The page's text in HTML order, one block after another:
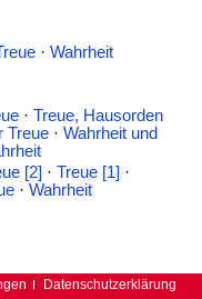
· Wahrheit
· Treue, Hausorden
Treue· Wahrheit und
[2] · Treue [1] ·
· Wahrheit
Datenschutzerklärung